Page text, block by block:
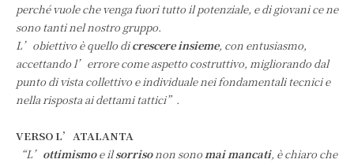
perché vuole che venga fuori tutto il potenziale, e di giovani ce ne
sono tanti nel nostro gruppo.
L’obiettivo è quello dicrescere insieme, con entusiasmo,
accettando l’errore come aspetto costruttivo, migliorando dal
punto di vista collettivo e individuale nei fondamentali tecnici e
nella risposta ai dettami tattici”.
VERSO L’ATALANTA
“L’ ottimismoe ilsorriso non sono mai mancati, è chiaro che